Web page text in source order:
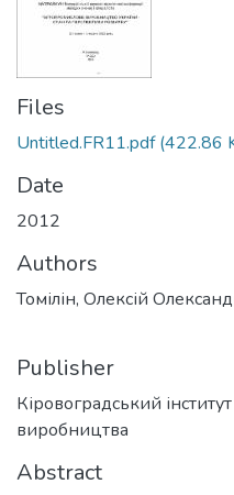
Files
Untitled.FR11.pdf(422.86
Date
2012
Authors
Томілін, Олексій
Publisher
Кіровоградський
виробництва
Abstract